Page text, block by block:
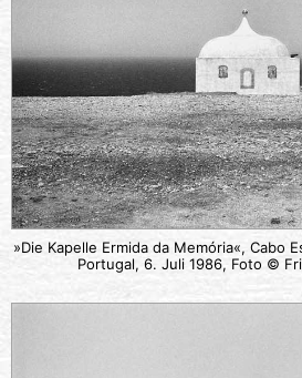
»Die Kapelle Ermida da Memória«, Cabo
Portugal, 6. Juli 1986, Foto ©